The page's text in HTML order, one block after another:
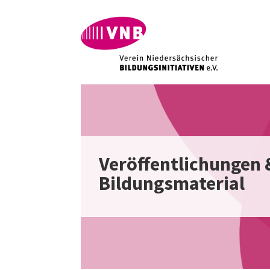
Veröffentlichungen
Bildungsmaterial